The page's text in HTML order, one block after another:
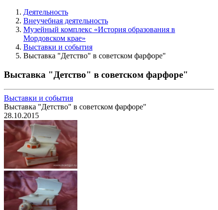
Деятельность
Внеучебная деятельность
Музейный комплекс «История образования в
Мордовском крае»
Выставки и события
Выставка "Детство" в советском фарфоре"
Выставка "Детство" в советском фарфоре"
Выставки и события
Выставка "Детство" в советском фарфоре"
28.10.2015